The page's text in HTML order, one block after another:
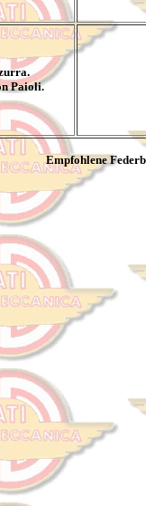
Paioli.
Empfohlene